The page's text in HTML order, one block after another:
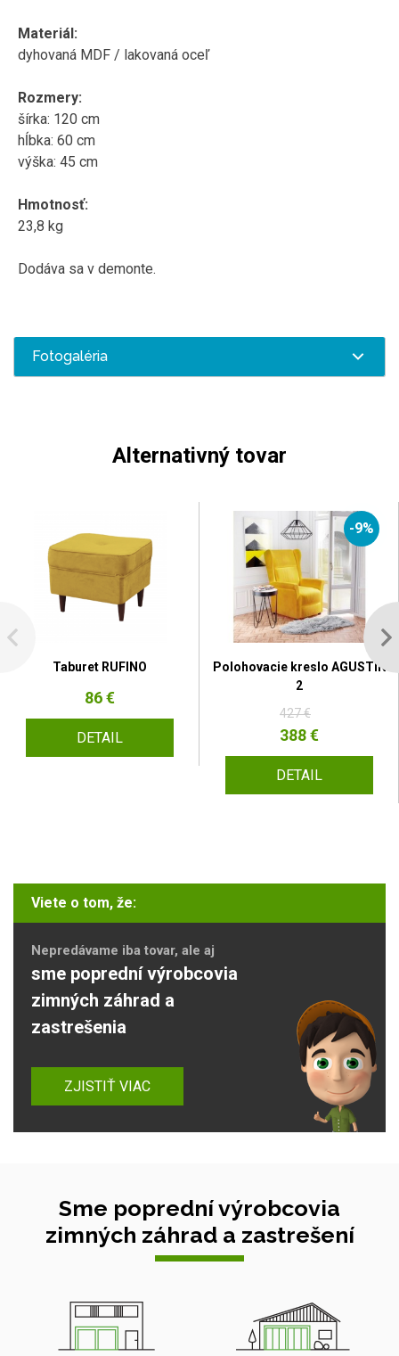
Materiál:
dyhovaná MDF / lakovaná oceľ
Rozmery:
šírka: 120 cm
hĺbka: 60 cm
výška: 45 cm
Hmotnosť:
23,8 kg
Dodáva sa v demonte.
Fotogaléria
Alternativný tovar
Taburet RUFINO
86 €
DETAIL
-9%
Polohovacie kreslo AGUSTIN
2
427 €
388 €
DETAIL
Viete o tom, že:
Nepredávame iba tovar, ale aj
sme poprední výrobcovia
zimných záhrad a
zastrešenia
ZJISTIŤ VIAC
Sme poprední výrobcovia
zimných záhrad a zastrešení